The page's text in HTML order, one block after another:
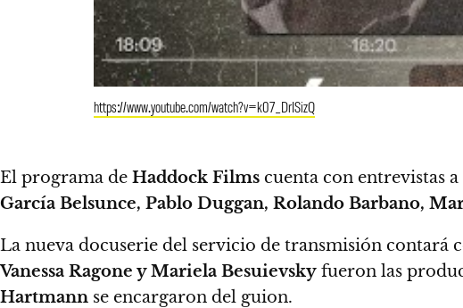
https://www.youtube.com/watch?v=k07_DrISizQ
El programa de Haddock Films cuenta con entrevistas a
García Belsunce, Pablo Duggan, Rolando Barbano,
La nueva docuserie del servicio de transmisión contará
Vanessa Ragone y Mariela Besuievsky fueron las
Hartmann se encargaron del guion.